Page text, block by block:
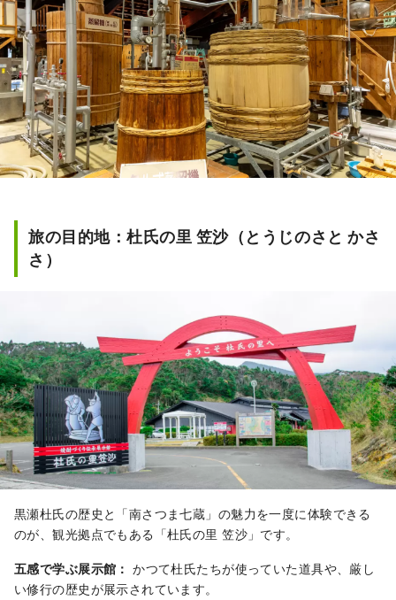
旅の目的地：杜氏の里 笠沙（とうじのさと かさ
さ）
黒瀬杜氏の歴史と「南さつま七蔵」の魅力を一度に体験できる
のが、観光拠点でもある「杜氏の里 笠沙」です。
五感で学ぶ展示館： かつて杜氏たちが使っていた道具や、厳し
い修行の歴史が展示されています。